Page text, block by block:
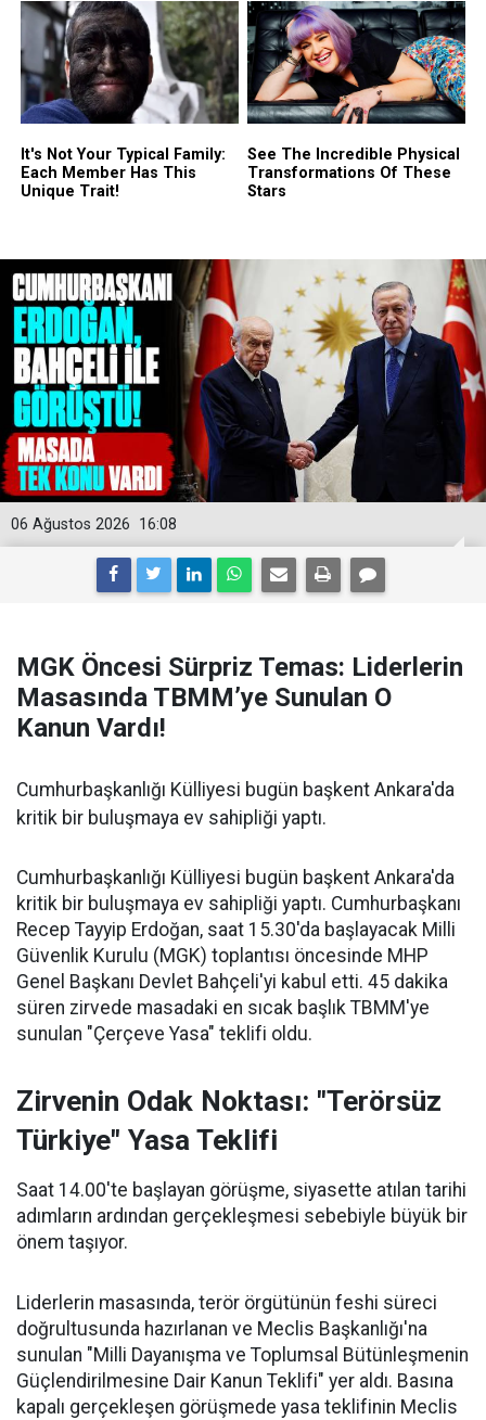
16:08
06 Ağustos 2026
MGK Öncesi Sürpriz Temas: Liderlerin
Masasında TBMM’ye Sunulan O
Kanun Vardı!
Cumhurbaşkanlığı Külliyesi bugün başkent Ankara'da
kritik bir buluşmaya ev sahipliği yaptı.
Cumhurbaşkanlığı Külliyesi bugün başkent Ankara'da
kritik bir buluşmaya ev sahipliği yaptı. Cumhurbaşkanı
Recep Tayyip Erdoğan, saat 15.30'da başlayacak Milli
Güvenlik Kurulu (MGK) toplantısı öncesinde MHP
Genel Başkanı Devlet Bahçeli'yi kabul etti. 45 dakika
süren zirvede masadaki en sıcak başlık TBMM'ye
sunulan "Çerçeve Yasa" teklifi oldu.
Zirvenin Odak Noktası: "Terörsüz
Türkiye" Yasa Teklifi
Saat 14.00'te başlayan görüşme, siyasette atılan tarihi
adımların ardından gerçekleşmesi sebebiyle büyük bir
önem taşıyor.
Liderlerin masasında, terör örgütünün feshi süreci
doğrultusunda hazırlanan ve Meclis Başkanlığı'na
sunulan "Milli Dayanışma ve Toplumsal Bütünleşmenin
Güçlendirilmesine Dair Kanun Teklifi" yer aldı. Basına
kapalı gerçekleşen görüşmede yasa teklifinin Meclis